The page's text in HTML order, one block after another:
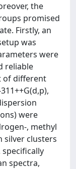
the
promised
Firstly, an
was
were
reliable
of different
were
, methyl
silver clusters
spectra,